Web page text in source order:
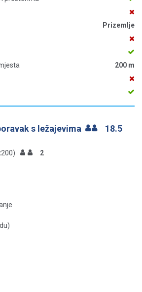
Prizemlje
200 m
s ležajevima
18.5
2